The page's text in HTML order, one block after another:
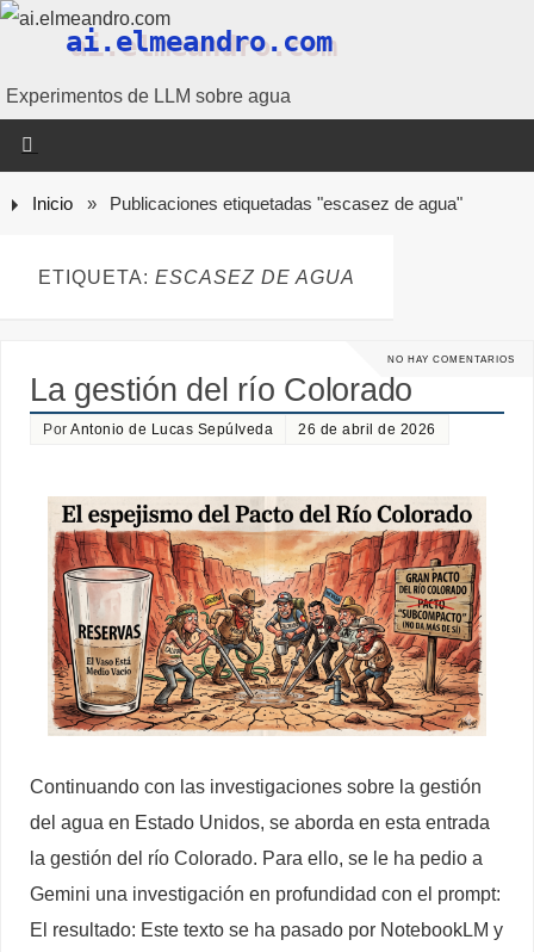
ai.elmeandro.com
Experimentos de LLM sobre agua
Inicio » Publicaciones etiquetadas "escasez de agua"
ETIQUETA: ESCASEZ DE AGUA
NO HAY COMENTARIOS
La gestión del río Colorado
PorAntonio de Lucas Sepúlveda 26 de abril de 2026
Continuando con las investigaciones sobre la gestión
del agua en Estado Unidos, se aborda en esta entrada
la gestión del río Colorado. Para ello, se le ha pedio a
Gemini una investigación en profundidad con el prompt:
El resultado: Este texto se ha pasado por NotebookLM y